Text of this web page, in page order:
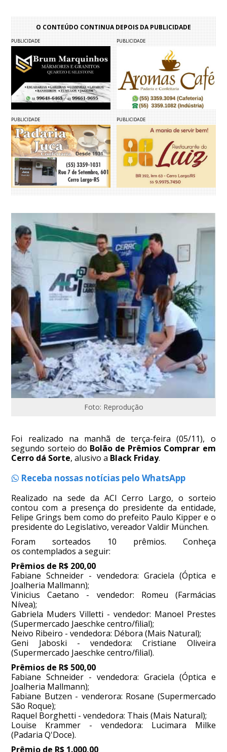
O CONTEÚDO CONTINUA DEPOIS DA PUBLICIDADE
PUBLICIDADE PUBLICIDADE
PUBLICIDADE PUBLICIDADE
Foto: Reprodução
Foi realizado na manhã de terça-feira (05/11), o
segundo sorteio do Bolão de Prêmios Comprar em
Cerro dá Sorte, alusivo a Black Friday.
Receba nossas notícias pelo WhatsApp
Realizado na sede da ACI Cerro Largo, o sorteio
contou com a presença do presidente da entidade,
Felipe Grings bem como do prefeito Paulo Kipper e o
presidente do Legislativo, vereador Valdir München.
Foram sorteados 10 prêmios. Conheça
os contemplados a seguir:
Prêmios de R$ 200,00
Fabiane Schneider - vendedora: Graciela (Óptica e
Joalheria Mallmann);
Vinicius Caetano - vendedor: Romeu (Farmácias
Nívea);
Gabriela Muders Villetti - vendedor: Manoel Prestes
(Supermercado Jaeschke centro/filial);
Neivo Ribeiro - vendedora: Débora (Mais Natural);
Geni Jaboski - vendedora: Cristiane Oliveira
(Supermercado Jaeschke centro/filial).
Prêmios de R$ 500,00
Fabiane Schneider - vendedora: Graciela (Óptica e
Joalheria Mallmann);
Fabiane Butzen - venderora: Rosane (Supermercado
São Roque);
Raquel Borghetti - vendedora: Thais (Mais Natural);
Louise Krammer - vendedora: Lucimara Milke
(Padaria Q'Doce).
Prêmio de R$ 1.000,00